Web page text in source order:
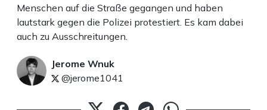
Menschen auf die Straße gegangen und haben
lautstark gegen die Polizei protestiert. Es kam dabei
auch zu Ausschreitungen.
Jerome Wnuk
@jerome1041